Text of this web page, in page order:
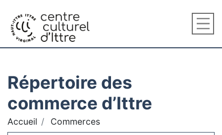
Répertoire des
commerce d’Ittre
Accueil Commerces